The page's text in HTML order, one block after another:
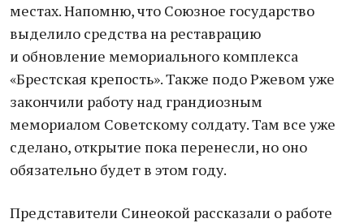
местах. Напомню, что Союзное государство
выделило средства на реставрацию
и обновление мемориального комплекса
«Брестская крепость». Также подо Ржевом уже
закончили работу над грандиозным
мемориалом Советскому солдату. Там все уже
сделано, открытие пока перенесли, но оно
обязательно будет в этом году.
Представители Синеокой рассказали о работе